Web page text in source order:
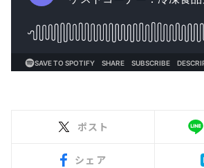
ポスト
シェア